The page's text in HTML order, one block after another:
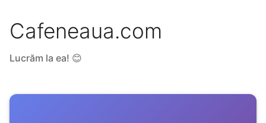
Cafeneaua.com
Lucrăm la ea! 😊